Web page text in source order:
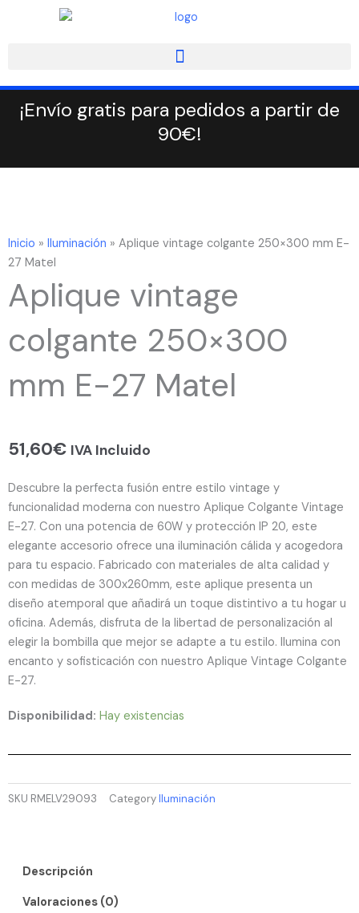
¡Envío gratis para pedidos a partir de
90€!
Inicio » Iluminación » Aplique vintage colgante 250×300 mm E-
27 Matel
Aplique vintage
colgante 250×300
mm E-27 Matel
51,60€ IVA Incluido
Descubre la perfecta fusión entre estilo vintage y
funcionalidad moderna con nuestro Aplique Colgante Vintage
E-27. Con una potencia de 60W y protección IP 20, este
elegante accesorio ofrece una iluminación cálida y acogedora
para tu espacio. Fabricado con materiales de alta calidad y
con medidas de 300x260mm, este aplique presenta un
diseño atemporal que añadirá un toque distintivo a tu hogar u
oficina. Además, disfruta de la libertad de personalización al
elegir la bombilla que mejor se adapte a tu estilo. Ilumina con
encanto y sofisticación con nuestro Aplique Vintage Colgante
E-27.
Disponibilidad: Hay existencias
SKU RMELV29093 CategoryIluminación
Descripción
Valoraciones (0)